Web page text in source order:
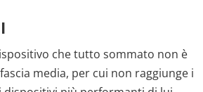
che tutto sommato non è
media, per cui non raggiunge i